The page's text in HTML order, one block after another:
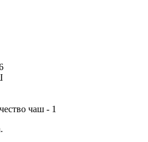
чаш - 1